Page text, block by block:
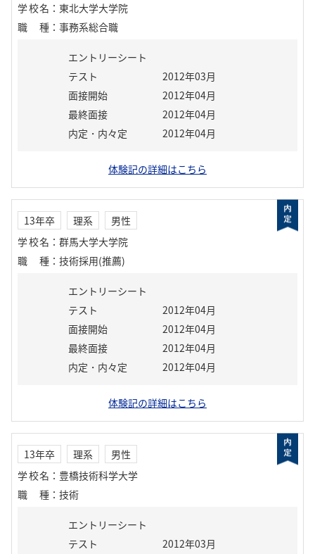
学校名 ： 東北大学大学院
職種 ： 事務系総合職
エントリーシート
テスト
2012年03月
面接開始
2012年04月
最終面接
2012年04月
内定・内々定
2012年04月
体験記の詳細はこちら
13年卒 理系
男性
学校名 ： 群馬大学大学院
職種 ： 技術採用(推薦)
エントリーシート
テスト
2012年04月
面接開始
2012年04月
最終面接
2012年04月
内定・内々定
2012年04月
体験記の詳細はこちら
13年卒 理系
男性
学校名 ： 豊橋技術科学大学
職種 ： 技術
エントリーシート
テスト
2012年03月